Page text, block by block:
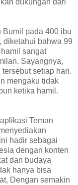
dukungan dari
Bumil pada 400 ibu
diketahui bahwa 99
sangat
Sayangnya,
setiap hari.
mengaku tidak
ketika hamil.
aplikasi Teman
hadir sebagai
dengan konten
dan budaya
hanya bisa
Dengan semakin